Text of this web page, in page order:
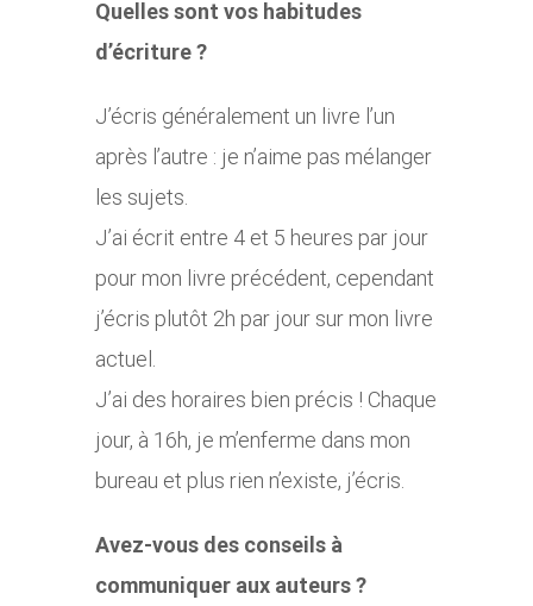
Quelles sont vos habitudes
d’écriture ?
J’écris généralement un livre l’un
après l’autre : je n’aime pas mélanger
les sujets.
J’ai écrit entre 4 et 5 heures par jour
pour mon livre précédent, cependant
j’écris plutôt 2h par jour sur mon livre
actuel.
J’ai des horaires bien précis ! Chaque
jour, à 16h, je m’enferme dans mon
bureau et plus rien n’existe, j’écris.
Avez-vous des conseils à
communiquer aux auteurs ?